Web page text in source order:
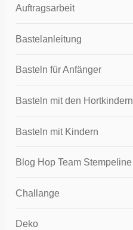
Auftragsarbeit
Bastelanleitung
Basteln für Anfänger
Basteln mit den Hortkindern
Basteln mit Kindern
Blog Hop Team Stempeline
Challange
Deko